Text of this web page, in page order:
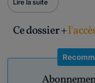
Lire la suite
Ce dossier +